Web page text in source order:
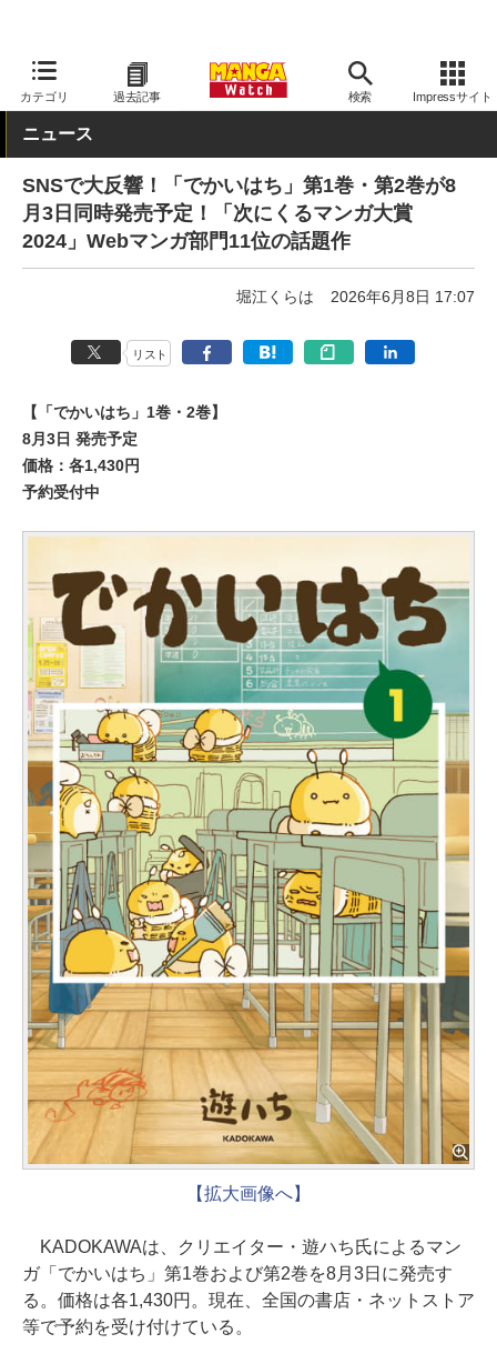
カテゴリ 過去記事 検索 Impressサイト
MANGA Watch 青年
ニュース
SNSで大反響！「でかいはち」第1巻・第2巻が8
月3日同時発売予定！「次にくるマンガ大賞
2024」Webマンガ部門11位の話題作
堀江くらは 2026年6月8日 17:07
リスト
【「でかいはち」1巻・2巻】
8月3日 発売予定
価格：各1,430円
予約受付中
【拡大画像へ】
KADOKAWAは、クリエイター・遊ハち氏によるマン
ガ「でかいはち」第1巻および第2巻を8月3日に発売す
る。価格は各1,430円。現在、全国の書店・ネットストア
等で予約を受け付けている。